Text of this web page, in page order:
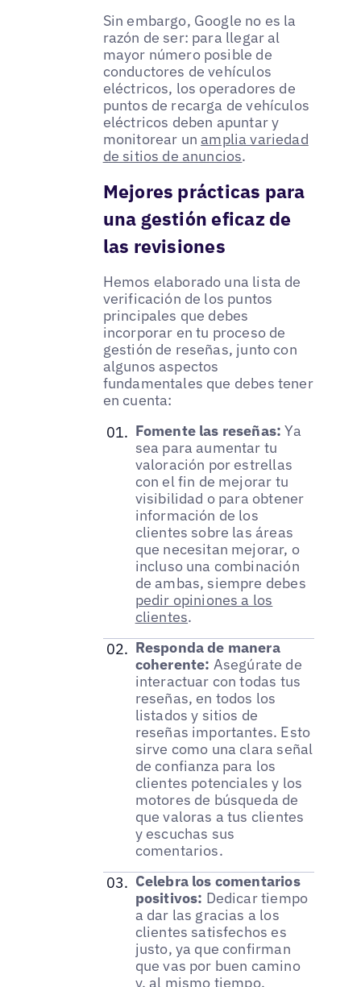
Sin embargo, Google no es la
razón de ser: para llegar al
mayor número posible de
conductores de vehículos
eléctricos, los operadores de
puntos de recarga de vehículos
eléctricos deben apuntar y
monitorear unamplia variedad
de sitios de anuncios.
Mejores prácticas para
una gestión eficaz de
las revisiones
Hemos elaborado una lista de
verificación de los puntos
principales que debes
incorporar en tu proceso de
gestión de reseñas, junto con
algunos aspectos
fundamentales que debes tener
en cuenta:
Fomente las reseñas: Ya
sea para aumentar tu
valoración por estrellas
con el fin de mejorar tu
visibilidad o para obtener
información de los
clientes sobre las áreas
que necesitan mejorar, o
incluso una combinación
de ambas, siempre debes
pedir opiniones a los
clientes.
Responda de manera
coherente: Asegúrate de
interactuar con todas tus
reseñas, en todos los
listados y sitios de
reseñas importantes. Esto
sirve como una clara señal
de confianza para los
clientes potenciales y los
motores de búsqueda de
que valoras a tus clientes
y escuchas sus
comentarios.
Celebra los comentarios
positivos: Dedicar tiempo
a dar las gracias a los
clientes satisfechos es
justo, ya que confirman
que vas por buen camino
y, al mismo tiempo,